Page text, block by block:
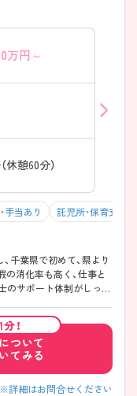
万円～
休憩60分）
手当あり 託児所・保育支援
千葉県で初めて、県より
の消化率も高く、仕事と
のサポート体制がしっか
！
ついて
てみる
細はお問合せください